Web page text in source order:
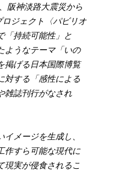
阪神淡路大震災から
ジェクト〈パビリオ
「持続可能性」と
ようなテーマ「いの
掲げる日本国際博覧
対する「感性による
雑誌刊行がなされ
メージを生成し、
作すら可能な現代に
現実が侵食されるこ